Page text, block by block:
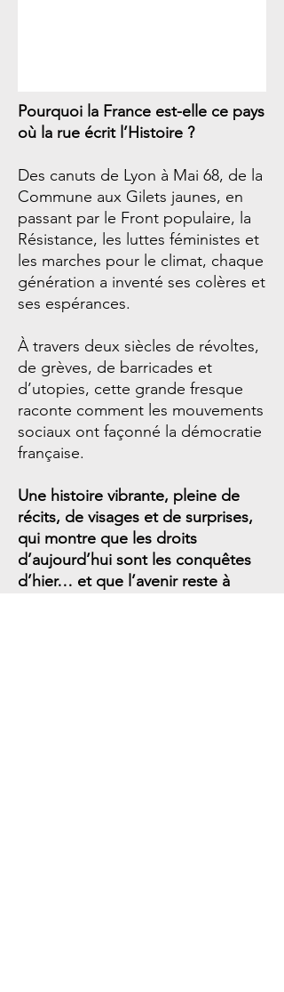
Pourquoi la France est-elle ce pays
où la rue écrit l’Histoire ?
Des canuts de Lyon à Mai 68, de la
Commune aux Gilets jaunes, en
passant par le Front populaire, la
Résistance, les luttes féministes et
les marches pour le climat, chaque
génération a inventé ses colères et
ses espérances.
À travers deux siècles de révoltes,
de grèves, de barricades et
d’utopies, cette grande fresque
raconte comment les mouvements
sociaux ont façonné la démocratie
française.
Une histoire vibrante, pleine de
récits, de visages et de surprises,
qui montre que les droits
d’aujourd’hui sont les conquêtes
d’hier… et que l’avenir reste à